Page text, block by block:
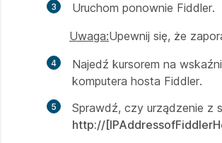
Uruchom ponownie Fiddler.
Uwaga:Upewnij się, że
Najedź kursorem na
komputera hosta Fiddler.
Sprawdź, czy urządzenie z
http://